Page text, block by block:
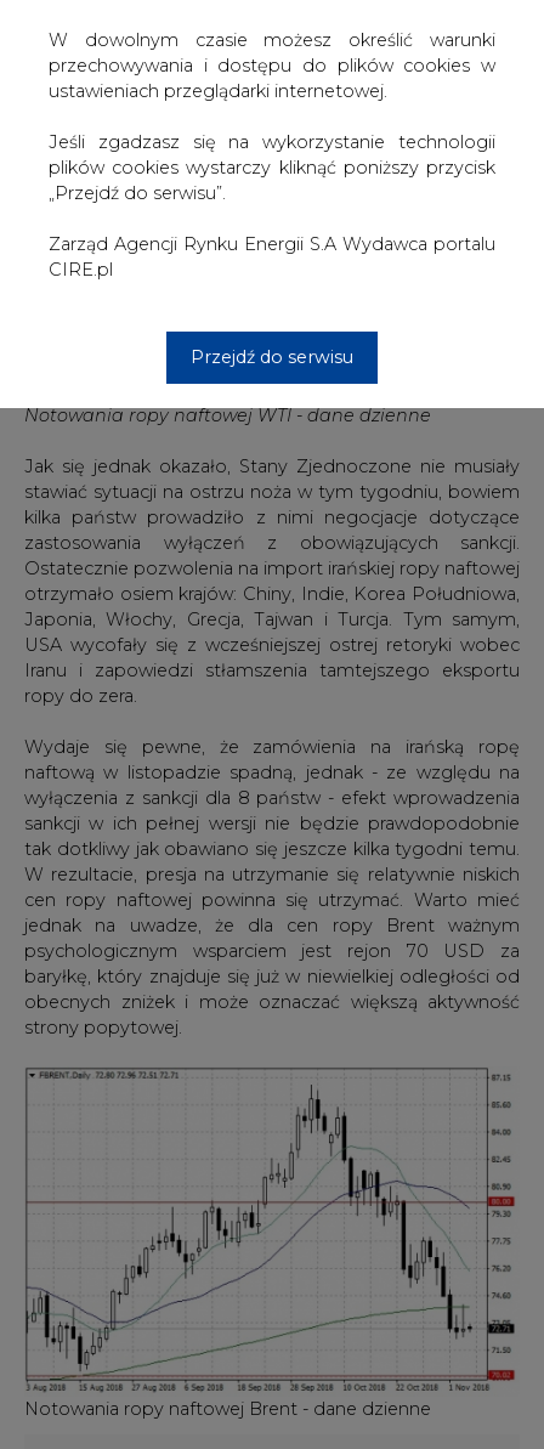
W dowolnym czasie możesz określić warunki
przechowywania i dostępu do plików cookies w
ustawieniach przeglądarki internetowej.
Jeśli zgadzasz się na wykorzystanie technologii
plików cookies wystarczy kliknąć poniższy przycisk
„Przejdź do serwisu”.
Zarząd Agencji Rynku Energii S.A Wydawca portalu
CIRE.pl
Przejdź do serwisu
źródła nawet mimo gróźb USA.
Notowania ropy naftowej WTI - dane dzienne
Jak się jednak okazało, Stany Zjednoczone nie musiały
stawiać sytuacji na ostrzu noża w tym tygodniu, bowiem
kilka państw prowadziło z nimi negocjacje dotyczące
zastosowania wyłączeń z obowiązujących sankcji.
Ostatecznie pozwolenia na import irańskiej ropy naftowej
otrzymało osiem krajów: Chiny, Indie, Korea Południowa,
Japonia, Włochy, Grecja, Tajwan i Turcja. Tym samym,
USA wycofały się z wcześniejszej ostrej retoryki wobec
Iranu i zapowiedzi stłamszenia tamtejszego eksportu
ropy do zera.
Wydaje się pewne, że zamówienia na irańską ropę
naftową w listopadzie spadną, jednak - ze względu na
wyłączenia z sankcji dla 8 państw - efekt wprowadzenia
sankcji w ich pełnej wersji nie będzie prawdopodobnie
tak dotkliwy jak obawiano się jeszcze kilka tygodni temu.
W rezultacie, presja na utrzymanie się relatywnie niskich
cen ropy naftowej powinna się utrzymać. Warto mieć
jednak na uwadze, że dla cen ropy Brent ważnym
psychologicznym wsparciem jest rejon 70 USD za
baryłkę, który znajduje się już w niewielkiej odległości od
obecnych zniżek i może oznaczać większą aktywność
strony popytowej.
Notowania ropy naftowej Brent - dane dzienne